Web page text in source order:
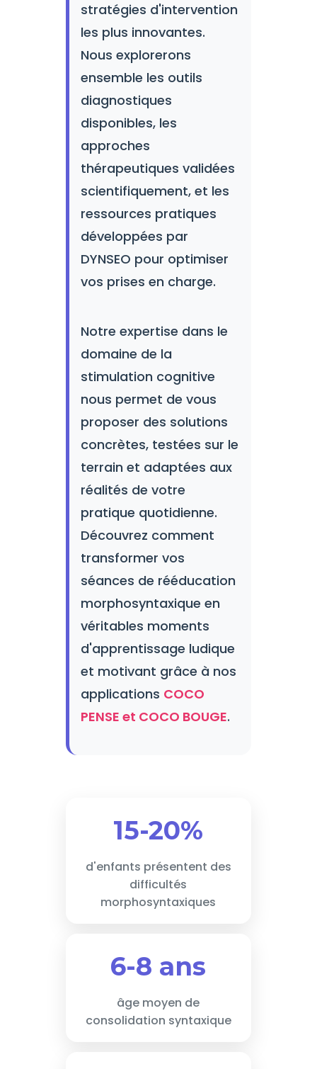
stratégies d'intervention
les plus innovantes.
Nous explorerons
ensemble les outils
diagnostiques
disponibles, les
approches
thérapeutiques validées
scientifiquement, et les
ressources pratiques
développées par
DYNSEO pour optimiser
vos prises en charge.
Notre expertise dans le
domaine de la
stimulation cognitive
nous permet de vous
proposer des solutions
concrètes, testées sur le
terrain et adaptées aux
réalités de votre
pratique quotidienne.
Découvrez comment
transformer vos
séances de rééducation
morphosyntaxique en
véritables moments
d'apprentissage ludique
et motivant grâce à nos
applications COCO
PENSE et COCO BOUGE.
15-20%
d'enfants présentent des
difficultés
morphosyntaxiques
6-8 ans
âge moyen de
consolidation syntaxique